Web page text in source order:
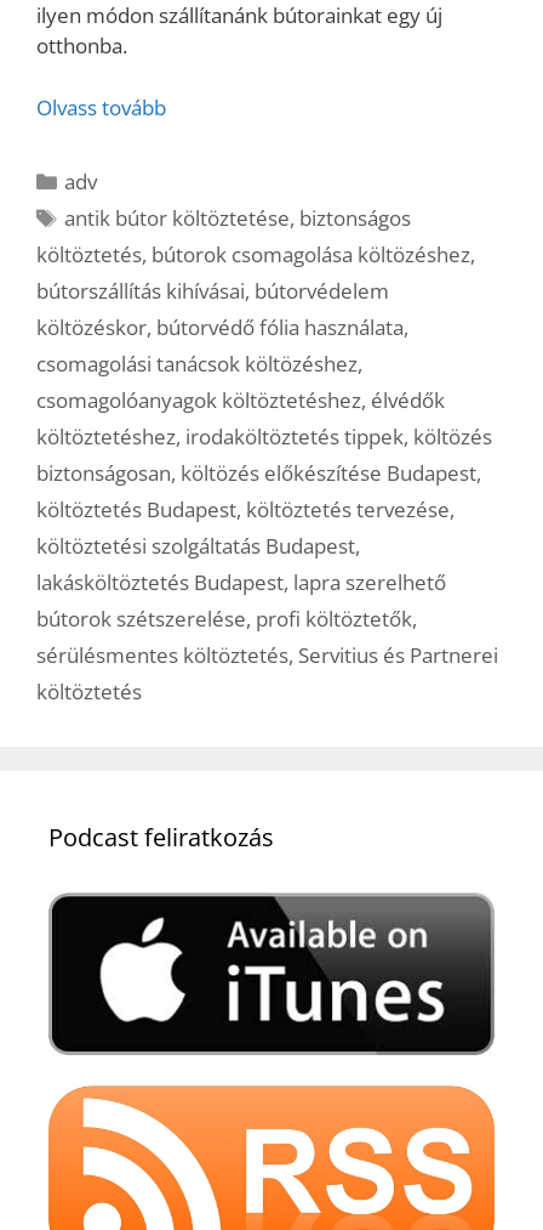
ilyen módon szállítanánk bútorainkat egy új
otthonba.
Olvass tovább
Kategória
adv
Címkék
antik bútor költöztetése, biztonságos
költöztetés, bútorok csomagolása költözéshez,
bútorszállítás kihívásai, bútorvédelem
költözéskor, bútorvédő fólia használata,
csomagolási tanácsok költözéshez,
csomagolóanyagok költöztetéshez, élvédők
költöztetéshez, irodaköltöztetés tippek, költözés
biztonságosan, költözés előkészítése Budapest,
költöztetés Budapest, költöztetés tervezése,
költöztetési szolgáltatás Budapest,
lakásköltöztetés Budapest, lapra szerelhető
bútorok szétszerelése, profi költöztetők,
sérülésmentes költöztetés, Servitius és Partnerei
költöztetés
Podcast feliratkozás